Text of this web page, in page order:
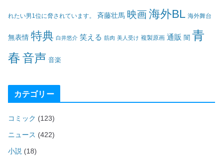
れたい男1位に脅されています。 斉藤壮馬 映画海外BL 海外舞台
無表情 特典 白井悠介 笑える 筋肉 美人受け 複製原画 通販 闇 青
春音声 音楽
カテゴリー
コミック (123)
ニュース (422)
小説 (18)